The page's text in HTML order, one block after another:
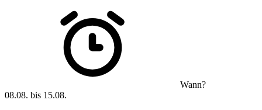
Wann?
08.08. bis 15.08.